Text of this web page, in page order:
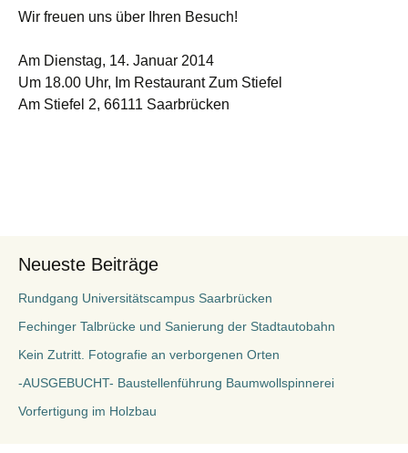
Wir freuen uns über Ihren Besuch!
Am Dienstag, 14. Januar 2014
Um 18.00 Uhr, Im Restaurant Zum Stiefel
Am Stiefel 2, 66111 Saarbrücken
Neueste Beiträge
Rundgang Universitätscampus Saarbrücken
Fechinger Talbrücke und Sanierung der Stadtautobahn
Kein Zutritt. Fotografie an verborgenen Orten
-AUSGEBUCHT- Baustellenführung Baumwollspinnerei
Vorfertigung im Holzbau